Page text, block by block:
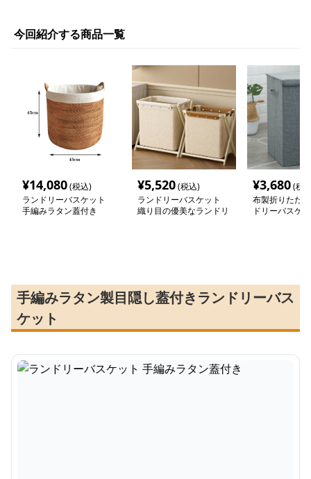
今回紹介する商品一覧
¥14,080(税込)
ランドリーバスケット
手編みラタン蓋付き
¥5,520(税込)
ランドリーバスケット
織り目の優美なランドリ
¥3,680(税
布製折りたた
ドリーバスケ
手編みラタン製目隠し蓋付きランドリーバス
ケット